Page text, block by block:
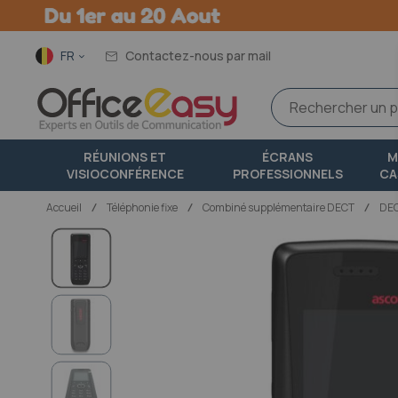
Langue
FR Contactez-nous par mail
RÉUNIONS ET
VISIOCONFÉRENCE
ÉCRANS
PROFESSIONNELS
Accueil téléphonie fixe Combiné supplémentaire DECT
Passer
fin
de
d’images